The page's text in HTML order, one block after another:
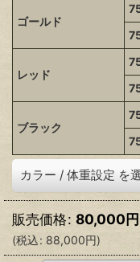
ゴールド
レッド
ブラック
カラー / 体重設定 を
販売価格: 80,000円
(税込: 88,000円)